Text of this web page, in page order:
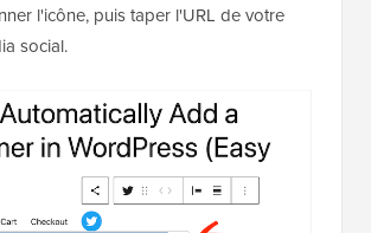
l'icône, puis taper l'URL de votre
social.